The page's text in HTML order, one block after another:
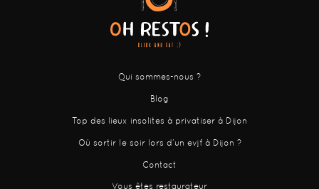
Qui sommes-nous ?
Blog
Top des lieux insolites à privatiser à Dijon
Où sortir le soir lors d’un evjf à Dijon ?
Contact
Vous êtes restaurateur